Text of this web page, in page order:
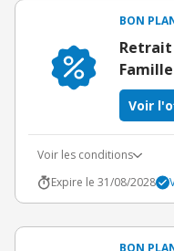
BON
Voir
Voir les conditions
Expire le 31/08/2028
BON